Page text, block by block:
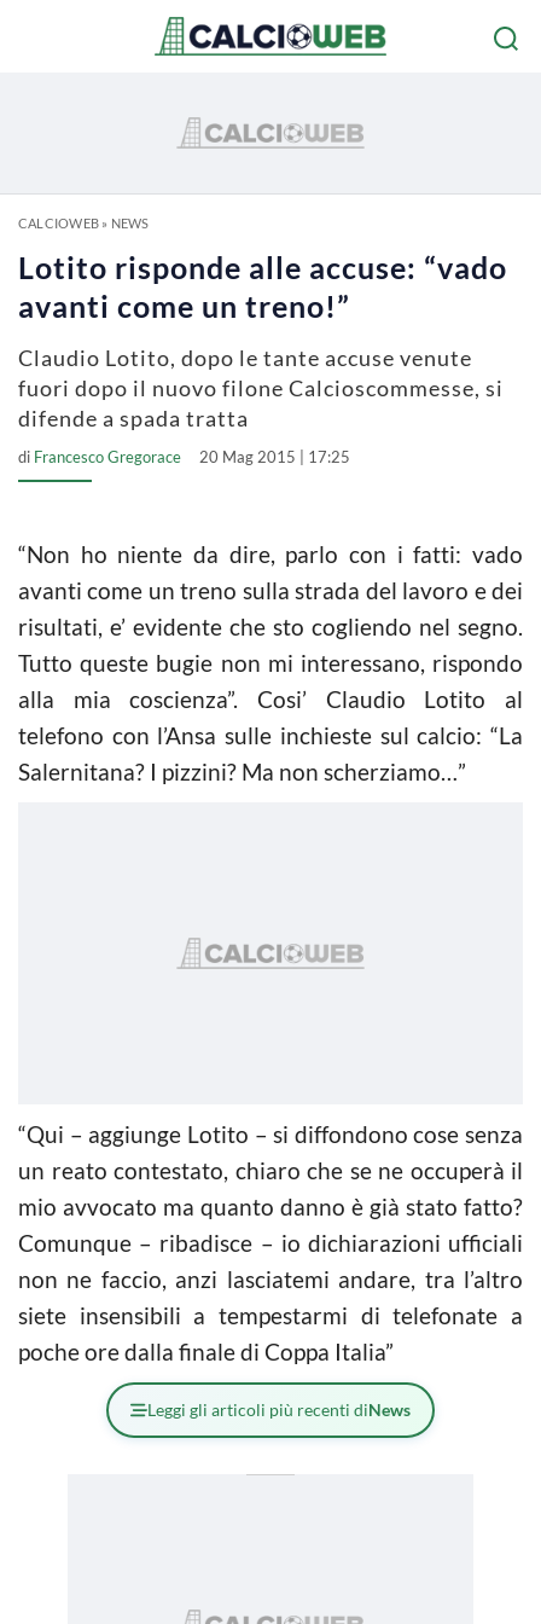
CALCIOWEB» NEWS
Lotito risponde alle accuse: “vado
avanti come un treno!”
Claudio Lotito, dopo le tante accuse venute
fuori dopo il nuovo filone Calcioscommesse, si
difende a spada tratta
di Francesco Gregorace 20 Mag 2015 | 17:25
“Non ho niente da dire, parlo con i fatti: vado
avanti come un treno sulla strada del lavoro e dei
risultati, e’ evidente che sto cogliendo nel segno.
Tutto queste bugie non mi interessano, rispondo
alla mia coscienza”. Cosi’ Claudio Lotito al
telefono con l’Ansa sulle inchieste sulcalcio: “La
Salernitana? I pizzini? Ma non scherziamo…”
“Qui – aggiunge Lotito – si diffondono cose senza
un reato contestato, chiaro che se ne occuperà il
mio avvocato ma quanto danno è già stato fatto?
Comunque – ribadisce – io dichiarazioni ufficiali
non ne faccio, anzi lasciatemi andare, tra l’altro
siete insensibili a tempestarmi di telefonate a
poche ore dalla finale di Coppa Italia”
Leggi gli articoli più recenti diNews